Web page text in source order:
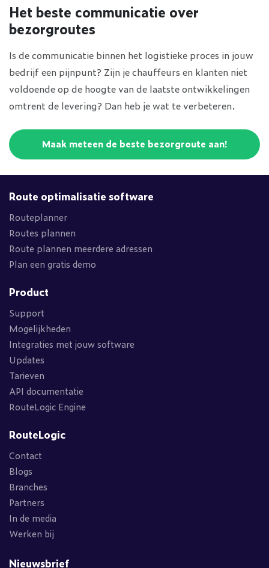
Het beste communicatie over
bezorgroutes
Is de communicatie binnen het logistieke proces in jouw
bedrijf een pijnpunt? Zijn je chauffeurs en klanten niet
voldoende op de hoogte van de laatste ontwikkelingen
omtrent de levering? Dan heb je wat te verbeteren.
Maak meteen de beste bezorgroute aan!
Route optimalisatie software
Routeplanner
Routes plannen
Route plannen meerdere adressen
Plan een gratis demo
Product
Support
Mogelijkheden
Integraties met jouw software
Updates
Tarieven
API documentatie
RouteLogic Engine
RouteLogic
Contact
Blogs
Branches
Partners
In de media
Werken bij
Nieuwsbrief